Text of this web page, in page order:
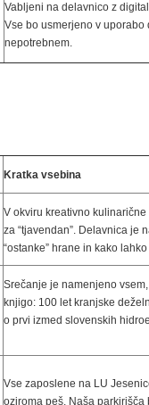
Vabljeni na delavnico z
Vse bo usmerjeno v
nepotrebnem.
Kratka vsebina
V okviru kreativno
za “tjavendan”. Delavnica je
“ostanke” hrane in kako
Srečanje je namenjeno
knjigo: 100 let kranjske
o prvi izmed slovenskih
Vse zaposlene na LU
oziroma peš. Naša